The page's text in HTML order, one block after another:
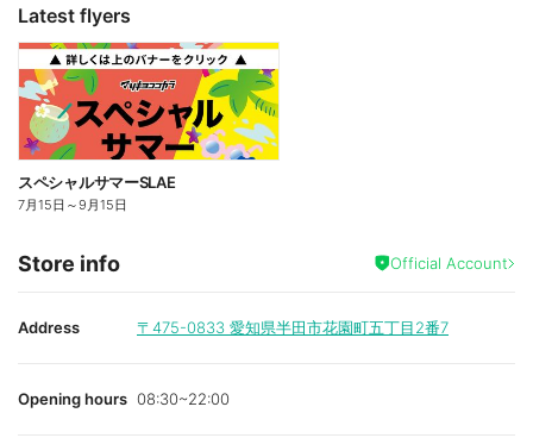
Latest flyers
スペシャルサマーSLAE
7月15日 ～9月15日
Store info Official Account
Address 〒475-0833 愛知県半田市花園町五丁目2番7
Opening hours 08:30~22:00